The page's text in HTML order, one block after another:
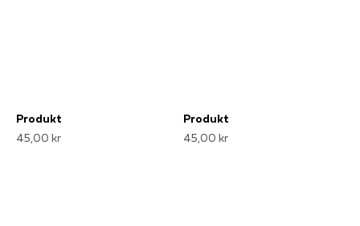
Produkt
45,00 kr
Produkt
45,00 kr